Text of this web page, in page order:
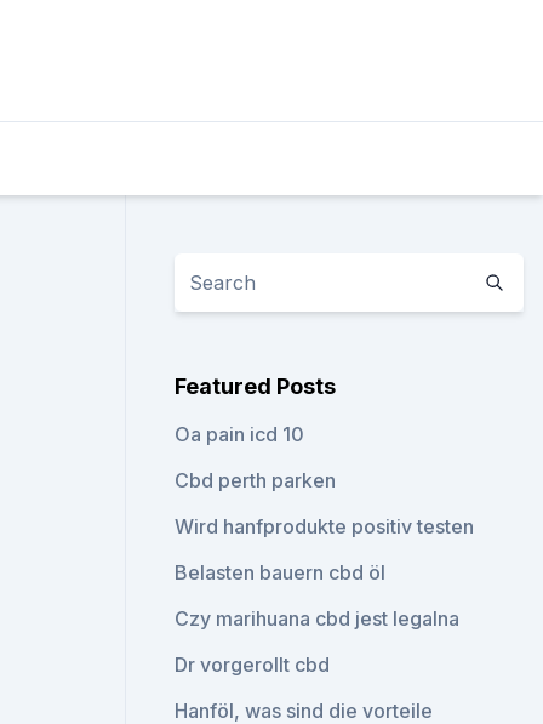
Featured Posts
Oa pain icd 10
Cbd perth parken
Wird hanfprodukte positiv testen
Belasten bauern cbd öl
Czy marihuana cbd jest legalna
Dr vorgerollt cbd
Hanföl, was sind die vorteile